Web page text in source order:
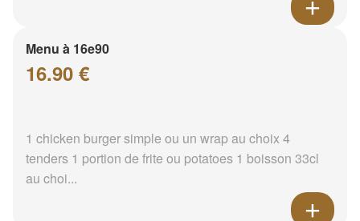
Menu à 16e90
16.90 €
1 chicken burger simple ou un wrap au choix 4
tenders 1 portion de frite ou potatoes 1 boisson 33cl
au choi...